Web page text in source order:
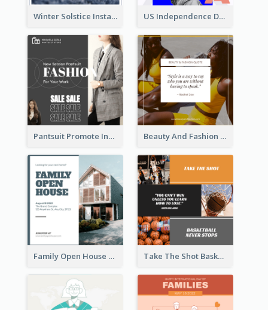
Winter Solstice Instagram Post US Independence Day Instagram Post
Pantsuit Promote Instagram Post Beauty And Fashion Inspirational Quote Instagram Post
Family Open House Registration Instagram Post Take The Shot Basketball Instagram Post